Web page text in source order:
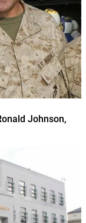
Johnson,